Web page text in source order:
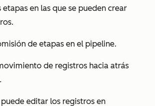
etapas en las que se pueden crear
de etapas en el pipeline.
de registros hacia atrás
editar los registros en